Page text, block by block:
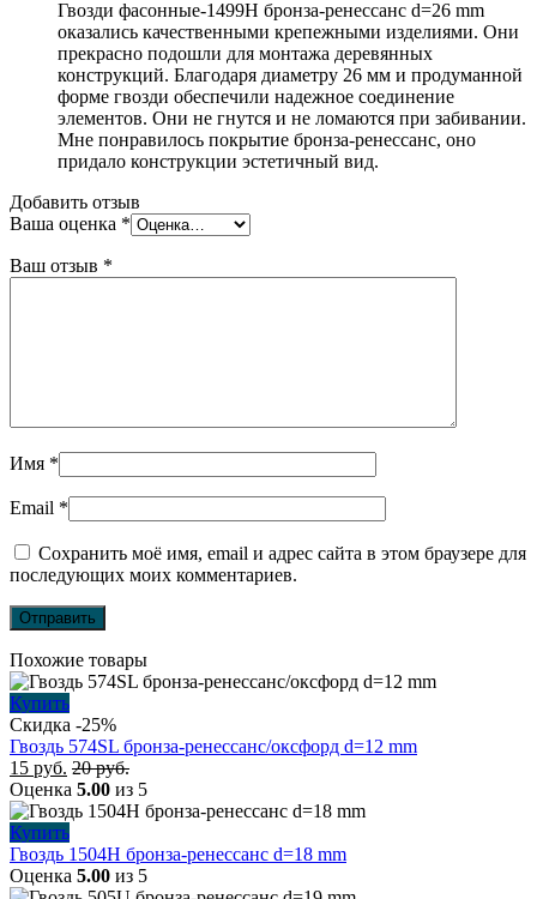
Гвозди фасонные-1499H бронза-ренессанс d=26 mm
оказались качественными крепежными изделиями. Они
прекрасно подошли для монтажа деревянных
конструкций. Благодаря диаметру 26 мм и продуманной
форме гвозди обеспечили надежное соединение
элементов. Они не гнутся и не ломаются при забивании.
Мне понравилось покрытие бронза-ренессанс, оно
придало конструкции эстетичный вид.
Добавить отзыв
Ваша оценка *
Ваш отзыв *
Имя *
Email *
Сохранить моё имя, email и адрес сайта в этом браузере для
последующих моих комментариев.
Похожие товары
Купить
Скидка -25%
Гвоздь 574SL бронза-ренессанс/оксфорд d=12 mm
15 руб. 20руб.
Оценка 5.00 из 5
Купить
Гвоздь 1504H бронза-ренессанс d=18 mm
Оценка 5.00 из 5